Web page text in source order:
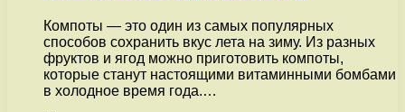
Компоты — это один из самых популярных
способов сохранить вкус лета на зиму. Из разных
фруктов и ягод можно приготовить компоты,
которые станут настоящими витаминными бомбами
в холодное время года.…